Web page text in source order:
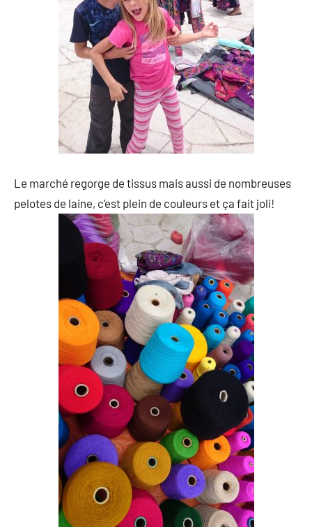
Le marché regorge de tissus mais aussi de nombreuses
pelotes de laine, c’est plein de couleurs et ça fait joli!